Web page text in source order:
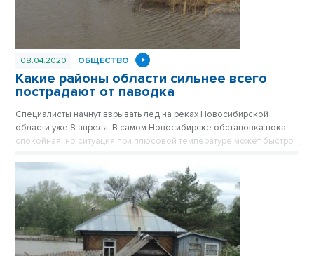
08.04.2020 ОБЩЕСТВО
Какие районы области сильнее всего
пострадают от паводка
Специалисты начнут взрывать лед на реках Новосибирской
области уже 8 апреля. В самом Новосибирске обстановка пока
спокойная, но ситуация при плюсовой температуре может быстро
измениться. В муниципальной аварийно-спасательной службе
проработали худший сценарий развития событий.